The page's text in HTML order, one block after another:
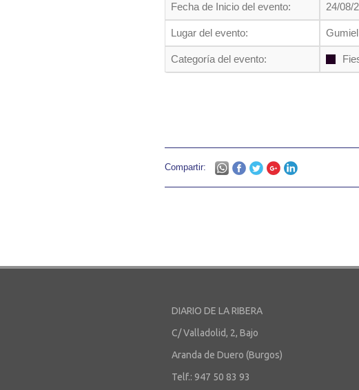
Fecha de Inicio del evento: 24/08/
Lugar del evento:
Categoría del evento:
Compartir:
DIARIO DE LA RIBERA
C/ Valladolid, 2, Bajo
Aranda de Duero (Burgos)
Telf.: 947 50 83 93